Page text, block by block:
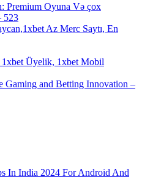
Premium Oyuna Və çox
523
Az Merc Saytı, En
Üyelik, 1xbet Mobil
Gaming and Betting Innovation –
In India 2024 For Android And